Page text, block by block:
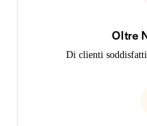
Oltre
Di clienti